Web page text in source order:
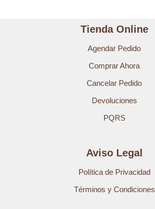
Tienda Online
Agendar Pedido
Comprar Ahora
Cancelar Pedido
Devoluciones
PQRS
Aviso Legal
Política de Privacidad
Términos y Condiciones